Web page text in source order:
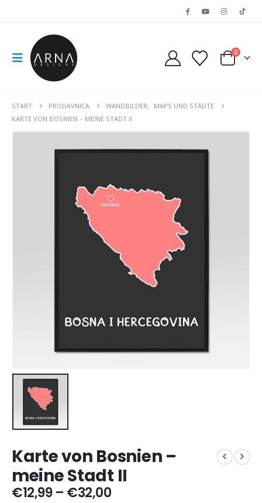
0
START PRODAVNICA WANDBILDER,
MAPS UND STÄDTE
KARTE VON BOSNIEN – MEINE STADT II
Karte von Bosnien –
meine Stadt II
€12,99 – €32,00Preisspanne: